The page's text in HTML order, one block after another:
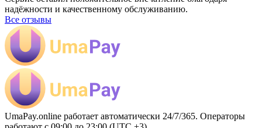
надёжности и качественному обслуживанию.
Все отзывы
UmaPay.online работает автоматически 24/7/365. Операторы